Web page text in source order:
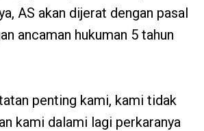
AS akan dijerat dengan pasal
ancaman hukuman 5 tahun
penting kami, kami tidak
kami dalami lagi perkaranya